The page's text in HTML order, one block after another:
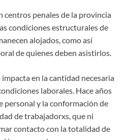
centros penales de la provincia
condiciones estructurales de
alojados, como así
de quienes deben asistirlos.
en la cantidad necesaria
laborales. Hace años
personal y la conformación de
de trabajadorxs, que ni
contacto con la totalidad de